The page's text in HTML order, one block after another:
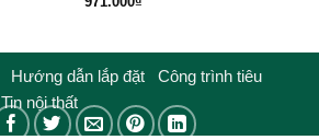
Hướng dẫn lắp đặt Công trình tiêu
Tin nội thất